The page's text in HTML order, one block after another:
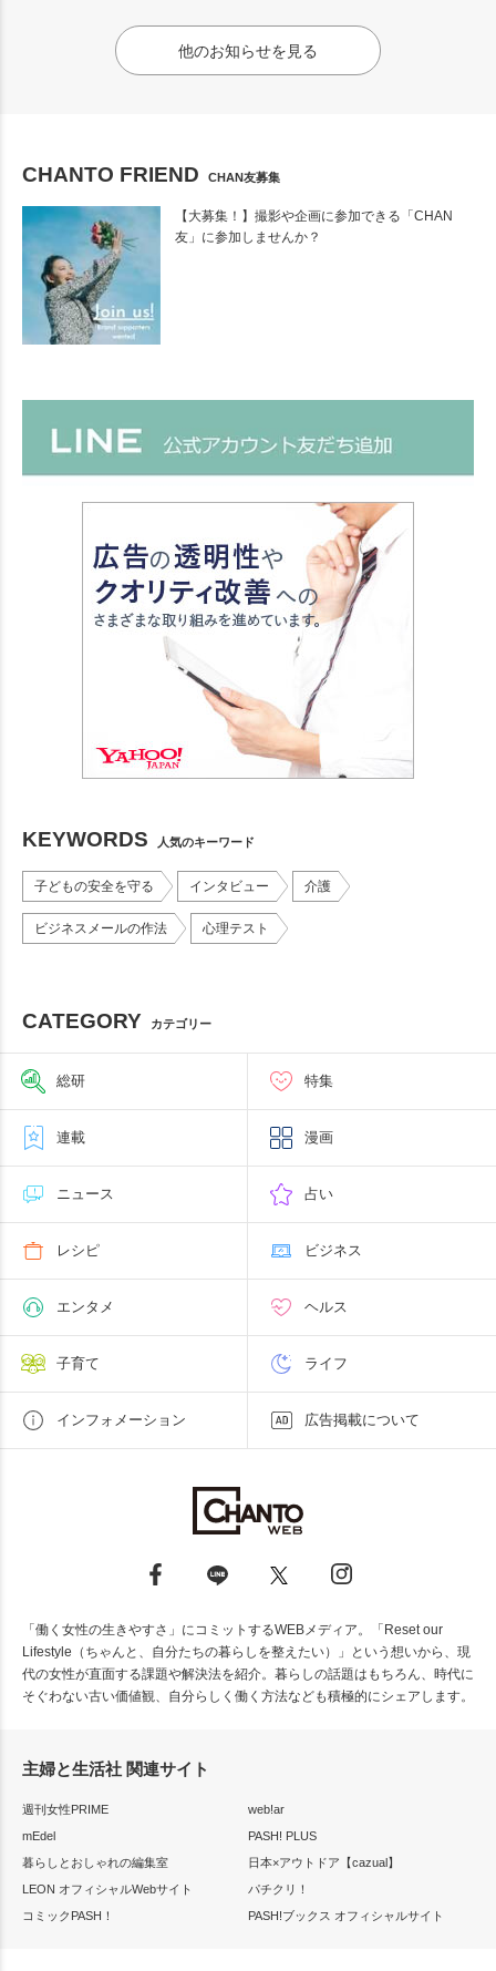
他のお知らせを見る
CHANTO FRIEND CHAN友募集
【大募集！】撮影や企画に参加できる「CHAN
友」に参加しませんか？
KEYWORDS 人気のキーワード
子どもの安全を守る インタビュー 介護
ビジネスメールの作法 心理テスト
CATEGORY カテゴリー
総研 特集
連載 漫画
ニュース 占い
レシピ ビジネス
エンタメ ヘルス
子育て ライフ
インフォメーション 広告掲載について
「働く女性の生きやすさ」にコミットするWEBメディア。「Reset our
Lifestyle（ちゃんと、自分たちの暮らしを整えたい）」という想いから、現
代の女性が直面する課題や解決法を紹介。暮らしの話題はもちろん、時代に
そぐわない古い価値観、自分らしく働く方法なども積極的にシェアします。
主婦と生活社 関連サイト
週刊女性PRIME
web!ar
mEdel
PASH! PLUS
暮らしとおしゃれの編集室
日本×アウトドア【cazual】
LEON オフィシャルWebサイト
パチクリ！
コミックPASH！
PASH!ブックス オフィシャルサイト